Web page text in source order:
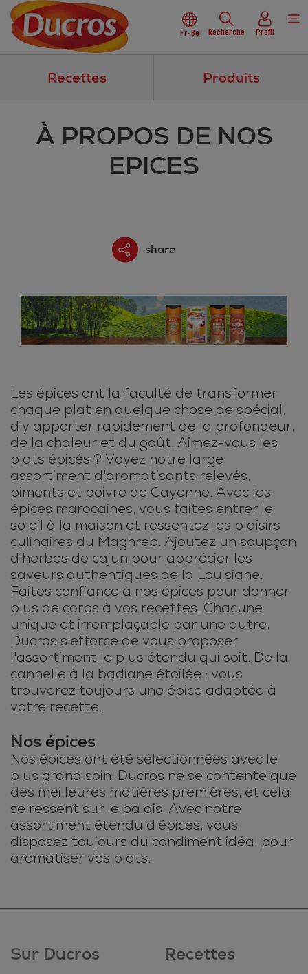
Fr-Be Recherche Profil
Recettes Produits
À PROPOS DE NOS
EPICES
share
Les épices ont la faculté de transformer
chaque plat en quelque chose de spécial,
d'y apporter rapidement de la profondeur,
de la chaleur et du goût. Aimez-vous les
plats épicés ? Voyez notre large
assortiment d'aromatisants relevés,
piments et poivre de Cayenne. Avec les
épices marocaines, vous faites entrer le
soleil à la maison et ressentez les plaisirs
culinaires du Maghreb. Ajoutez un soupçon
d'herbes de cajun pour apprécier les
saveurs authentiques de la Louisiane.
Faites confiance à nos épices pour donner
plus de corps à vos recettes. Chacune
unique et irremplaçable par une autre,
Ducros s'efforce de vous proposer
l'assortiment le plus étendu qui soit. De la
cannelle à la badiane étoilée : vous
trouverez toujours une épice adaptée à
votre recette.
Nos épices
Nos épices ont été sélectionnées avec le
plus grand soin. Ducros ne se contente que
des meilleures matières premières, et cela
se ressent sur le palais. Avec notre
assortiment étendu d'épices, vous
disposez toujours du condiment idéal pour
aromatiser vos plats.
Sur Ducros Recettes